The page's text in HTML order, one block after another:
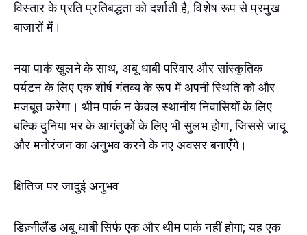
विस्तार के प्रति प्रतिबद्धता को दर्शाती है, विशेष रूप से प्रमुख
बाजारों में।
नया पार्क खुलने के साथ, अबू धाबी परिवार और सांस्कृतिक
पर्यटन के लिए एक शीर्ष गंतव्य के रूप में अपनी स्थिति को और
मजबूत करेगा। थीम पार्क न केवल स्थानीय निवासियों के लिए
बल्कि दुनिया भर के आगंतुकों के लिए भी सुलभ होगा, जिससे जादू
और मनोरंजन का अनुभव करने के नए अवसर बनाएँगे।
क्षितिज पर जादुई अनुभव
डिज़्नीलैंड अबू धाबी सिर्फ एक और थीम पार्क नहीं होगा; यह एक